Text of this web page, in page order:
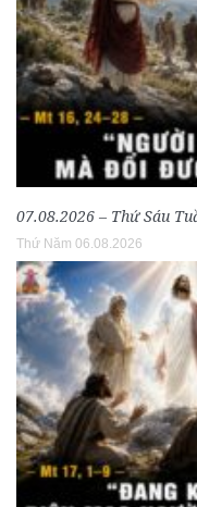
07.08.2026 – Thứ Sáu
Thứ Năm 06.08.2026